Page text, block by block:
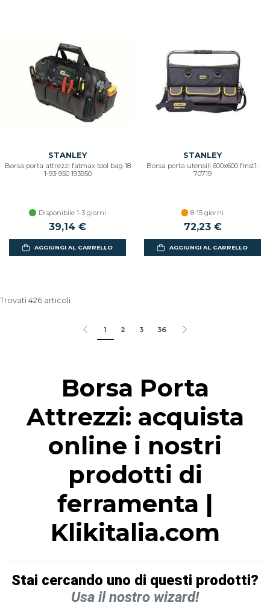
STANLEY
Borsa porta attrezzi fatmax tool bag 18
1-93-950 193950
Disponibile 1-3 giorni
39,14 €
AGGIUNGI AL CARRELLO
STANLEY
Borsa porta utensili 600x600 fmst1-
70719
8-15 giorni
72,23 €
AGGIUNGI AL CARRELLO
Trovati 426 articoli
1 2 3 36
Borsa Porta
Attrezzi: acquista
online i nostri
prodotti di
ferramenta |
Klikitalia.com
Stai cercando uno di questi prodotti?
Usa il nostro wizard!